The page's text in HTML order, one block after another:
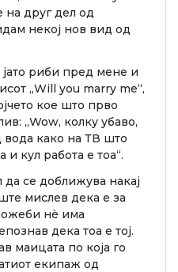
на друг дел од
некој нов вид од
риби пред мене и
„Will you marry me“,
кое што прво
„Wow, колку убаво,
како на ТВ што
и кул работа е тоа“.
се доближува накај
мислев дека е за
нè има
дека тоа е тој.
маицата по која го
екипаж од